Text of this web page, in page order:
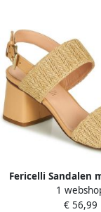
Fericelli Sandalen
MARRAK
1
€ 56,99